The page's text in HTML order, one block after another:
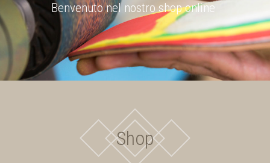
Benvenuto nel nostro shop online
Shop